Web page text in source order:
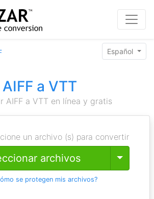
Español
AIFF a VTT
AIFF a VTT en línea y gratis
un archivo (s) para convertir
archivos Toggle
se protegen mis archivos?